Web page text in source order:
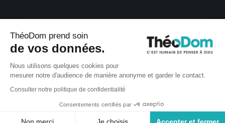
ThéoDom prend soin
de vos données.
Nous utilisons quelques cookies pour
mesurer notre d'audience de manière anonyme et garder le contact.
Consulter notre politique de confidentialité
Consentements certifiés par